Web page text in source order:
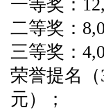
一等奖：
二等奖：
三等奖：
荣誉提名（
元）；